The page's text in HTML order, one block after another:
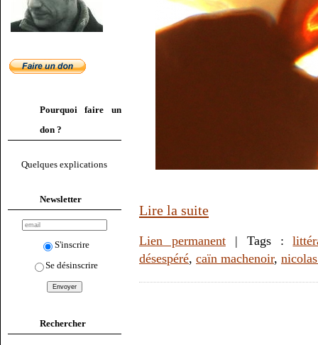
Pourquoi faire un
don ?
Quelques explications
Newsletter
S'inscrire
Se désinscrire
Rechercher
Lire la suite
Lien permanent| Tags :
désespéré, caïn machenoir,